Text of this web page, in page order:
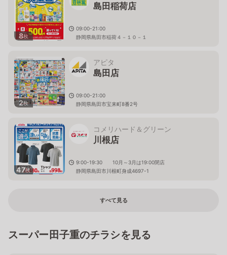
8枚
島田稲荷店
09:00-21:00
静岡県島田市稲荷４－１０－１
2枚
アピタ
島田店
09:00-21:00
静岡県島田市宝来町8番2号
47枚
コメリハード＆グリーン
川根店
9:00-19:30 10月～3月は19:00閉店
静岡県島田市川根町身成4697-1
すべて見る
スーパー田子重のチラシを見る